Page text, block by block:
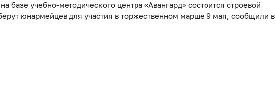
базе учебно-методического центра «Авангард» состоится строевой
юнармейцев для участия в торжественном марше 9 мая, сообщили в